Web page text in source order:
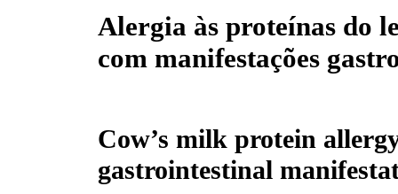
Alergia às proteínas do
com manifestações
Cow’s milk protein
gastrointestinal